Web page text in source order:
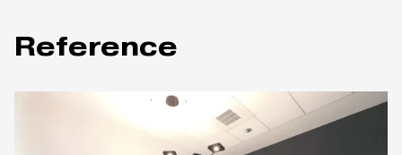
Reference